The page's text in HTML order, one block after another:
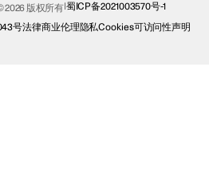
2026 版权所有 蜀ICP备2021003570号-1
号法律商业伦理隐私Cookies可访问性声明